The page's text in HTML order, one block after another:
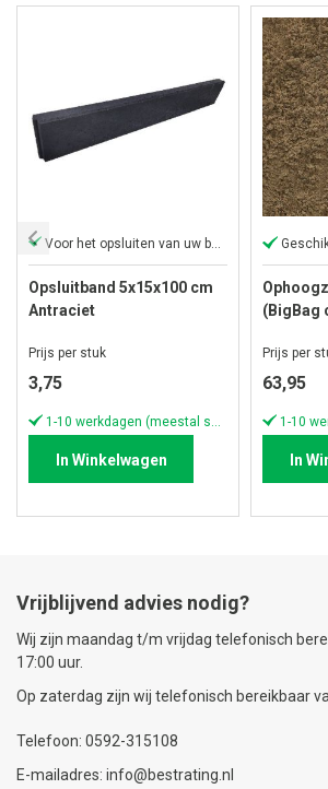
Voor het opsluiten van uw bestrating
Opsluitband 5x15x100 cm
Antraciet
Prijs per stuk
3,75
In Winkelwagen
(BigBag
Prijs per
63,95
In
Vrijblijvend advies nodig?
Wij zijn maandag t/m vrijdag telefonisch
17:00 uur.
Op zaterdag zijn wij telefonisch bereikbaar
Telefoon: 0592-315108
E-mailadres: info@bestrating.nl